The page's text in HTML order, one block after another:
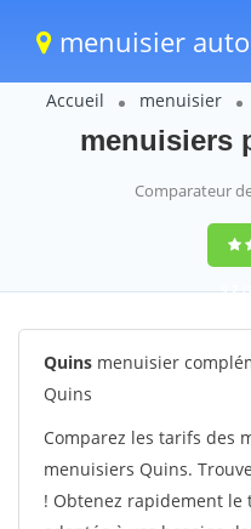
menuisier
Accueil menuisier
menuisiers
Comparateur
9,2
Quins menuisier
Quins
Comparez les tarifs des
menuisiers Quins.
! Obtenez rapidement